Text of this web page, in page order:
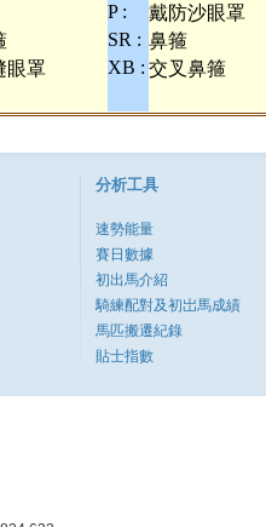
P : 戴防沙眼罩
SR : 鼻箍
眼罩 XB : 交叉鼻箍
分析工具
速勢能量
賽日數據
初出馬介紹
騎練配對及初岀馬成績
馬匹搬遷紀錄
貼士指數